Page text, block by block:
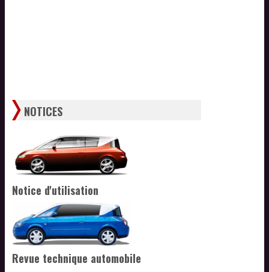
NOTICES
Notice d'utilisation
Revue technique automobile